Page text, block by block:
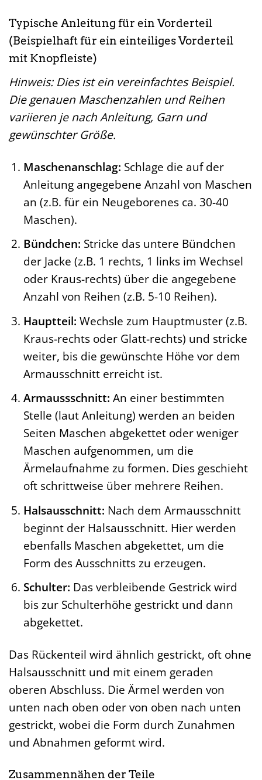
Typische Anleitung für ein Vorderteil
(Beispielhaft für ein einteiliges Vorderteil
mit Knopfleiste)
Hinweis: Dies ist ein vereinfachtes Beispiel.
Die genauen Maschenzahlen und Reihen
variieren je nach Anleitung, Garn und
gewünschter Größe.
Maschenanschlag: Schlage die auf der
Anleitung angegebene Anzahl von Maschen
an (z.B. für ein Neugeborenes ca. 30-40
Maschen).
Bündchen: Stricke das untere Bündchen
der Jacke (z.B. 1 rechts, 1 links im Wechsel
oder Kraus-rechts) über die angegebene
Anzahl von Reihen (z.B. 5-10 Reihen).
Hauptteil: Wechsle zum Hauptmuster (z.B.
Kraus-rechts oder Glatt-rechts) und stricke
weiter, bis die gewünschte Höhe vor dem
Armausschnitt erreicht ist.
Armaussschnitt: An einer bestimmten
Stelle (laut Anleitung) werden an beiden
Seiten Maschen abgekettet oder weniger
Maschen aufgenommen, um die
Ärmelaufnahme zu formen. Dies geschieht
oft schrittweise über mehrere Reihen.
Halsausschnitt: Nach dem Armausschnitt
beginnt der Halsausschnitt. Hier werden
ebenfalls Maschen abgekettet, um die
Form des Ausschnitts zu erzeugen.
Schulter: Das verbleibende Gestrick wird
bis zur Schulterhöhe gestrickt und dann
abgekettet.
Das Rückenteil wird ähnlich gestrickt, oft ohne
Halsausschnitt und mit einem geraden
oberen Abschluss. Die Ärmel werden von
unten nach oben oder von oben nach unten
gestrickt, wobei die Form durch Zunahmen
und Abnahmen geformt wird.
Zusammennähen der Teile